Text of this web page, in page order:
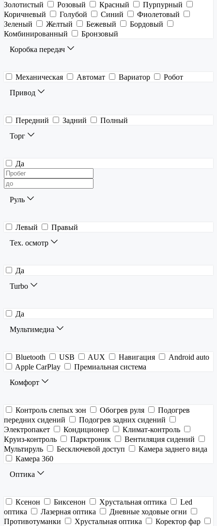
Золотистый Розовый Красный
Пурпурный
Коричневый
Голубой Синий
Фиолетовый
Зеленый
Желтый Бежевый
Бордовый
Комбинированный
Бронзовый
Коробка передач
Механическая Автомат Вариатор
Робот
Привод
Передний Задний
Полный
Торг
Да
Руль
Левый
Правый
Тех. осмотр
Да
Turbo
Да
Мультимедиа
Bluetooth USB AUX Навигация
Android auto
Apple CarPlay
Премиальная система
Комфорт
Контроль слепых зон Обогрев руля
Подогрев
передних сидений
Подогрев задних сидений
Электропакет
Кондиционер
Климат-контроль
Круиз-контроль
Парктроник
Вентиляция сидений
Мультируль
Бесключевой доступ
Камера заднего вида
Камера 360
Оптика
Ксенон Биксенон Хрустальная оптика
Led
оптика
Лазерная оптика
Дневные ходовые огни
Противотуманки
Хрустальная оптика
Коректор фар